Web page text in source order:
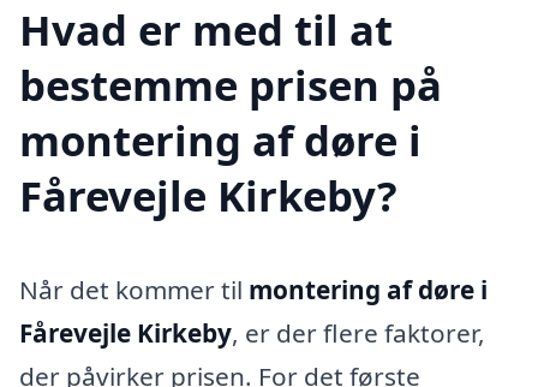
Hvad er med til at
bestemme prisen på
montering af døre i
Fårevejle Kirkeby?
Når det kommer til montering af døre i
Fårevejle Kirkeby, er der flere faktorer,
der påvirker prisen. For det første